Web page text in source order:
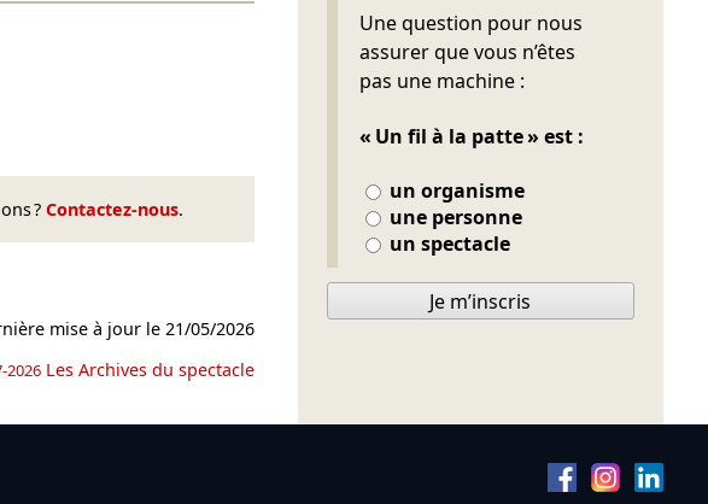
? Contactez-nous.
mise à jour le21/05/2026
2026 Les Archives du spectacle
Une question pour nous
assurer que vous n’êtes
pas une machine :
« Un fil à la patte » est :
un organisme
une personne
un spectacle
Ne pas remplir
Je m’inscris